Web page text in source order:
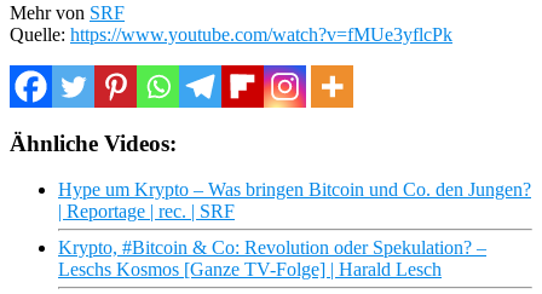
Mehr von SRF
Quelle: https://www.youtube.com/watch?v=fMUe3yflcPk
Ähnliche Videos:
Hype um Krypto – Was bringen Bitcoin und Co. den Jungen?
| Reportage | rec. | SRF
Krypto, #Bitcoin & Co: Revolution oder Spekulation? –
Leschs Kosmos [Ganze TV-Folge] | Harald Lesch